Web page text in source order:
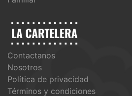
Contactanos
Nosotros
Política de privacidad
Términos y condiciones